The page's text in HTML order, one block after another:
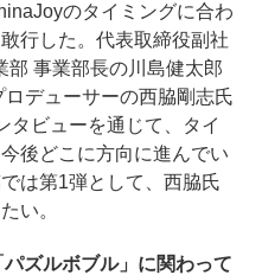
のタイミングに合わ
行した。代表取締役副社
部 事業部長の川島健太郎
デューサーの西脇剛志氏
タビューを通じて、タイ
後どこに方向に進んでい
は第1弾として、西脇氏
い。
ズルボブル」に関わって